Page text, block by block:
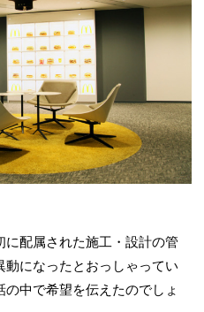
配属された施工・設計の管
になったとおっしゃってい
中で希望を伝えたのでしょ